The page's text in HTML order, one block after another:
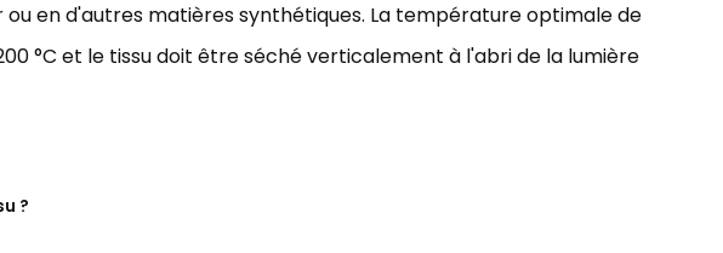
en d'autres matières synthétiques. La température optimale de
°C et le tissu doit être séché verticalement à l'abri de la lumière
?